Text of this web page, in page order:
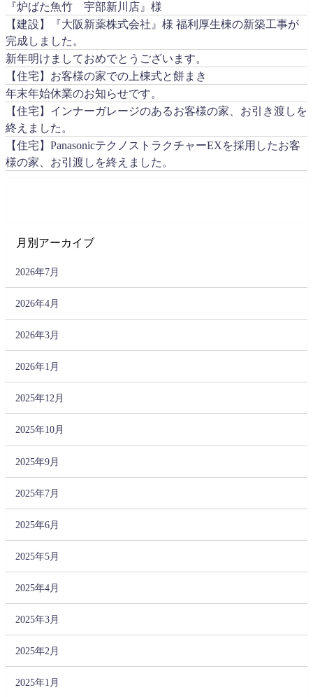
『炉ばた魚竹 宇部新川店』様
【建設】『大阪新薬株式会社』様 福利厚生棟の新築工事が
完成しました。
新年明けましておめでとうございます。
【住宅】お客様の家での上棟式と餅まき
年末年始休業のお知らせです。
【住宅】インナーガレージのあるお客様の家、お引き渡しを
終えました。
【住宅】PanasonicテクノストラクチャーEXを採用したお客
様の家、お引渡しを終えました。
月別アーカイブ
2026年7月
2026年4月
2026年3月
2026年1月
2025年12月
2025年10月
2025年9月
2025年7月
2025年6月
2025年5月
2025年4月
2025年3月
2025年2月
2025年1月